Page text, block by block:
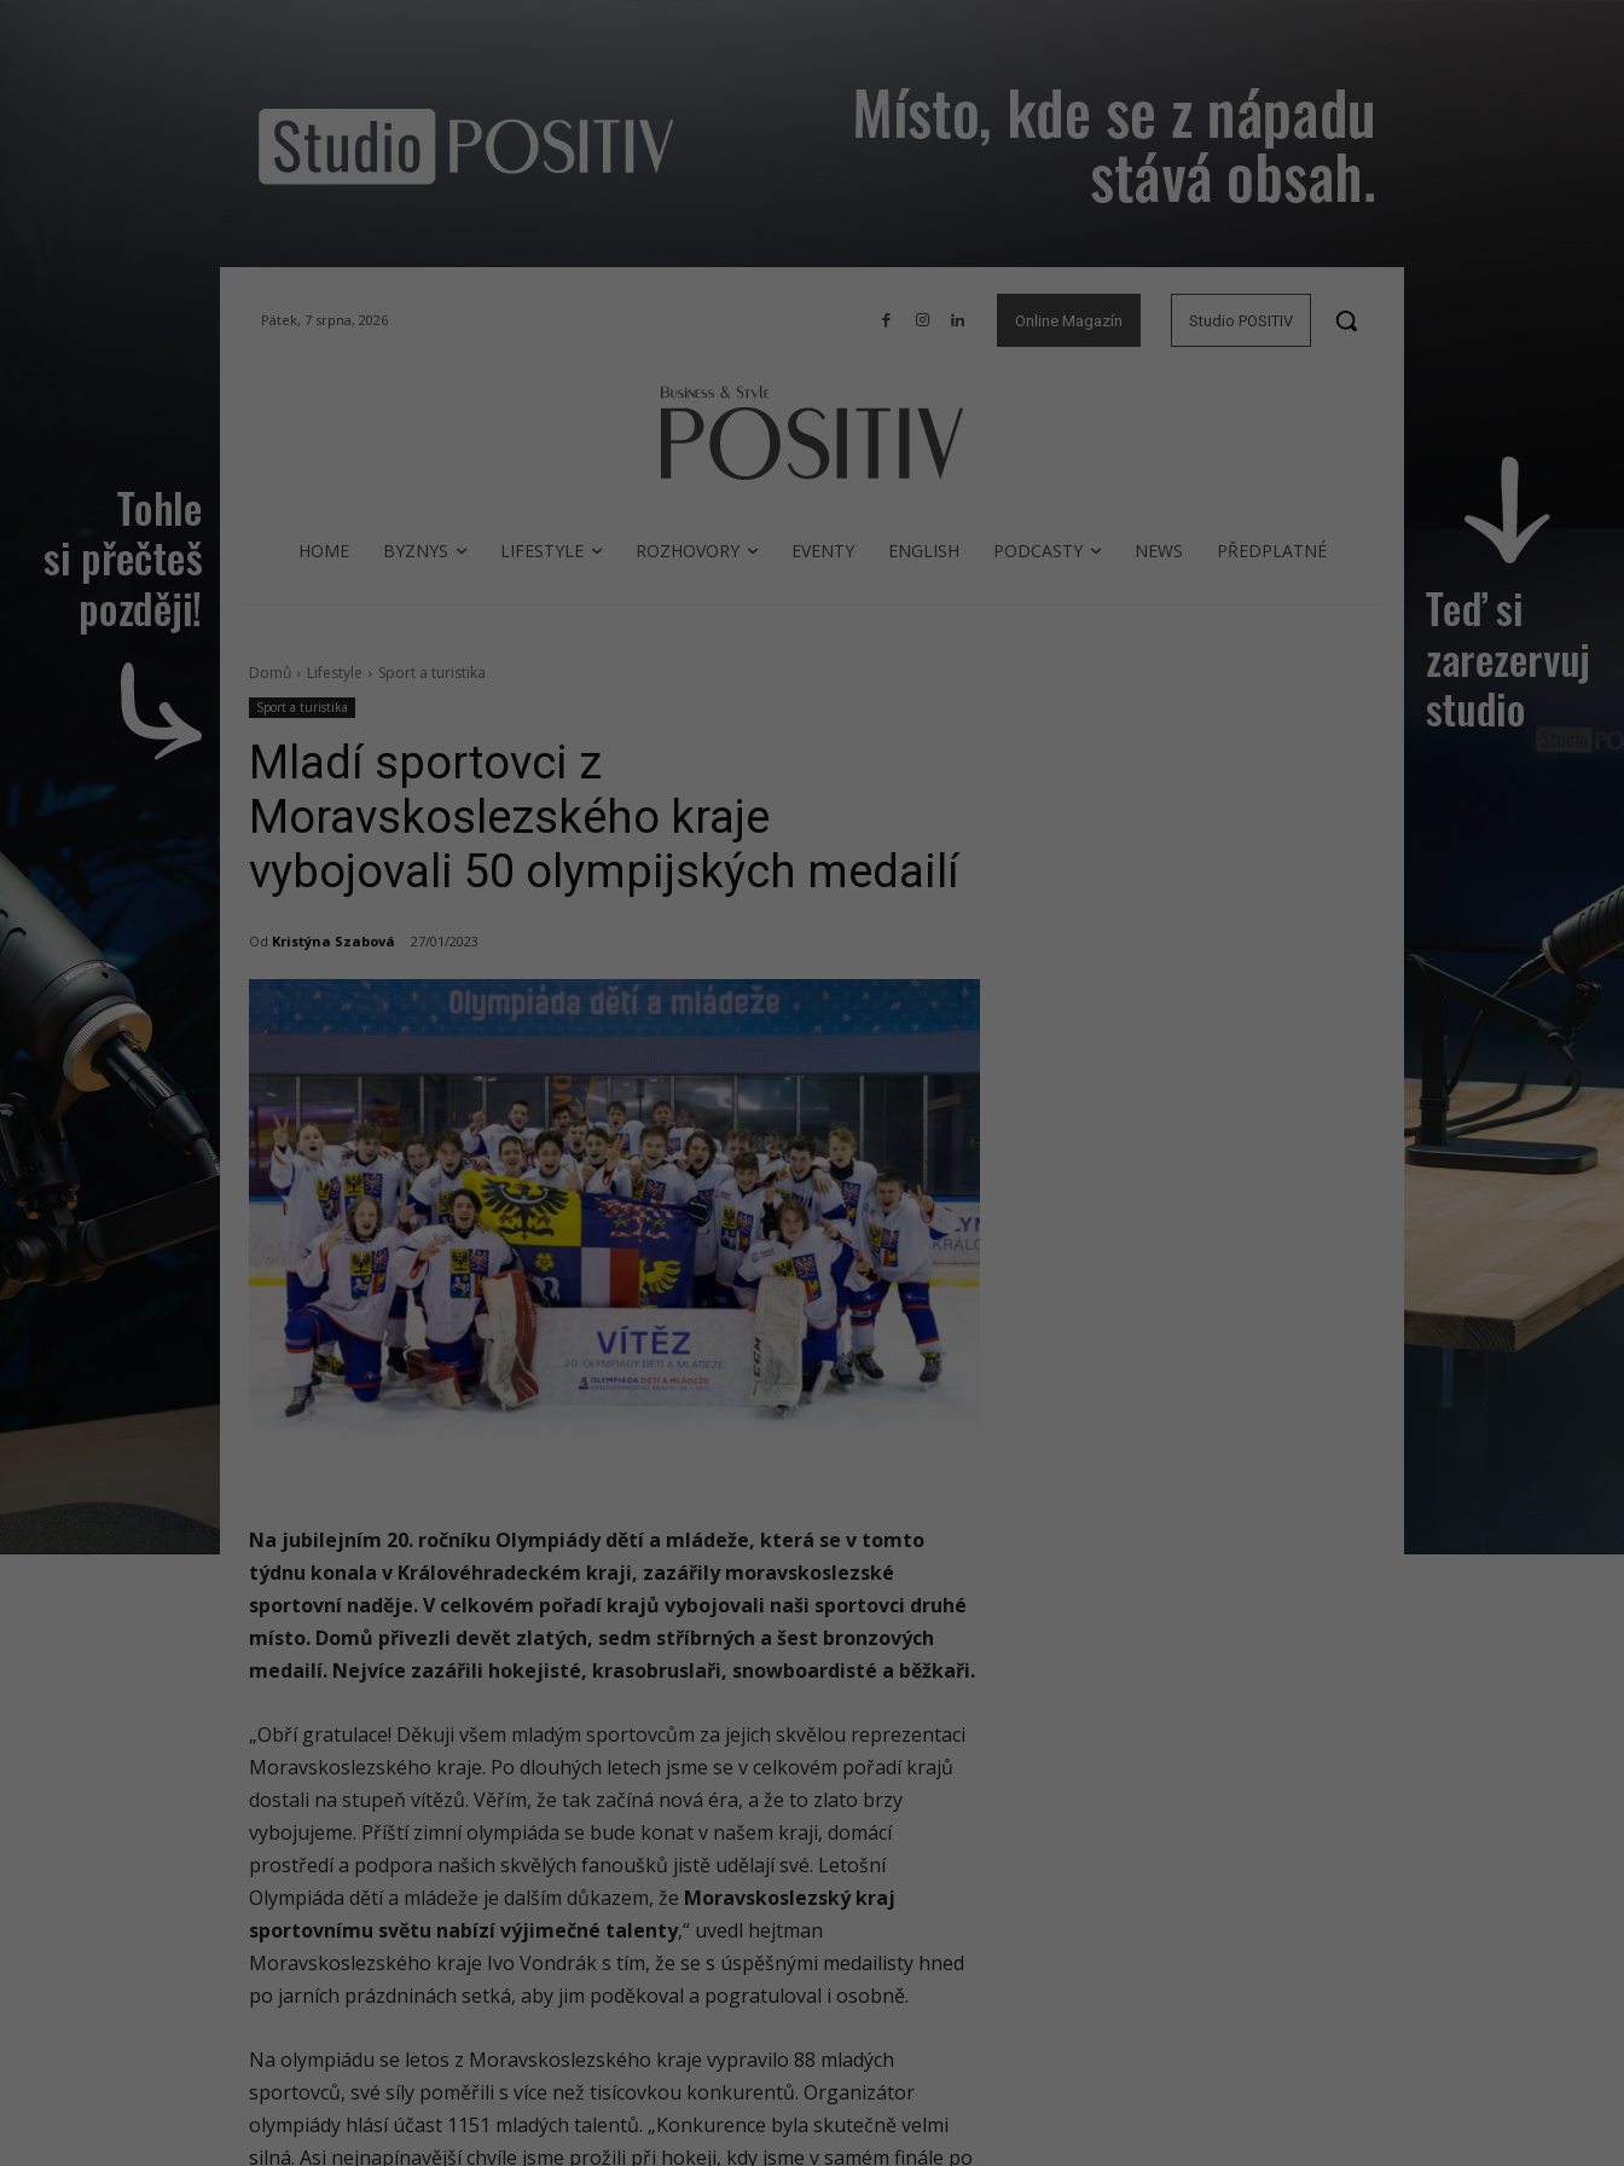
Pátek, 7 srpna, 2026 Online Magazín Studio POSITIV
HOME BYZNYS LIFESTYLE ROZHOVORY EVENTY ENGLISH PODCASTY NEWS PŘEDPLATNÉ
Domů Lifestyle Sport a turistika
Sport a turistika
Mladí sportovci z
Moravskoslezského kraje
vybojovali 50 olympijských medailí
Od Kristýna Szabová 27/01/2023
Na jubilejním 20. ročníku Olympiády dětí a mládeže, která se v tomto
týdnu konala v Královéhradeckém kraji, zazářily moravskoslezské
sportovní naděje. V celkovém pořadí krajů vybojovali naši sportovci druhé
místo. Domů přivezli devět zlatých, sedm stříbrných a šest bronzových
medailí. Nejvíce zazářili hokejisté, krasobruslaři, snowboardisté a běžkaři.
„Obří gratulace! Děkuji všem mladým sportovcům za jejich skvělou reprezentaci
Moravskoslezského kraje. Po dlouhých letech jsme se v celkovém pořadí krajů
dostali na stupeň vítězů. Věřím, že tak začíná nová éra, a že to zlato brzy
vybojujeme. Příští zimní olympiáda se bude konat v našem kraji, domácí
prostředí a podpora našich skvělých fanoušků jistě udělají své. Letošní
Olympiáda dětí a mládeže je dalším důkazem, že Moravskoslezský kraj
sportovnímu světu nabízí výjimečné talenty,“ uvedl hejtman
Moravskoslezského kraje Ivo Vondrák s tím, že se s úspěšnými medailisty hned
po jarních prázdninách setká, aby jim poděkoval a pogratuloval i osobně.
Na olympiádu se letos z Moravskoslezského kraje vypravilo 88 mladých
sportovců, své síly poměřili s více než tisícovkou konkurentů. Organizátor
olympiády hlásí účast 1151 mladých talentů. „Konkurence byla skutečně velmi
silná. Asi nejnapínavější chvíle jsme prožili při hokeji, kdy jsme v samém finále po